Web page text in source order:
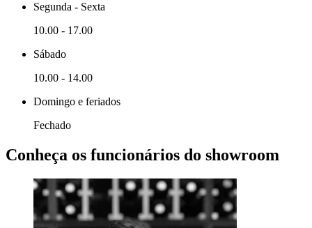
Segunda - Sexta
10.00 - 17.00
Sábado
10.00 - 14.00
Domingo e feriados
Fechado
Conheça os funcionários do showroom